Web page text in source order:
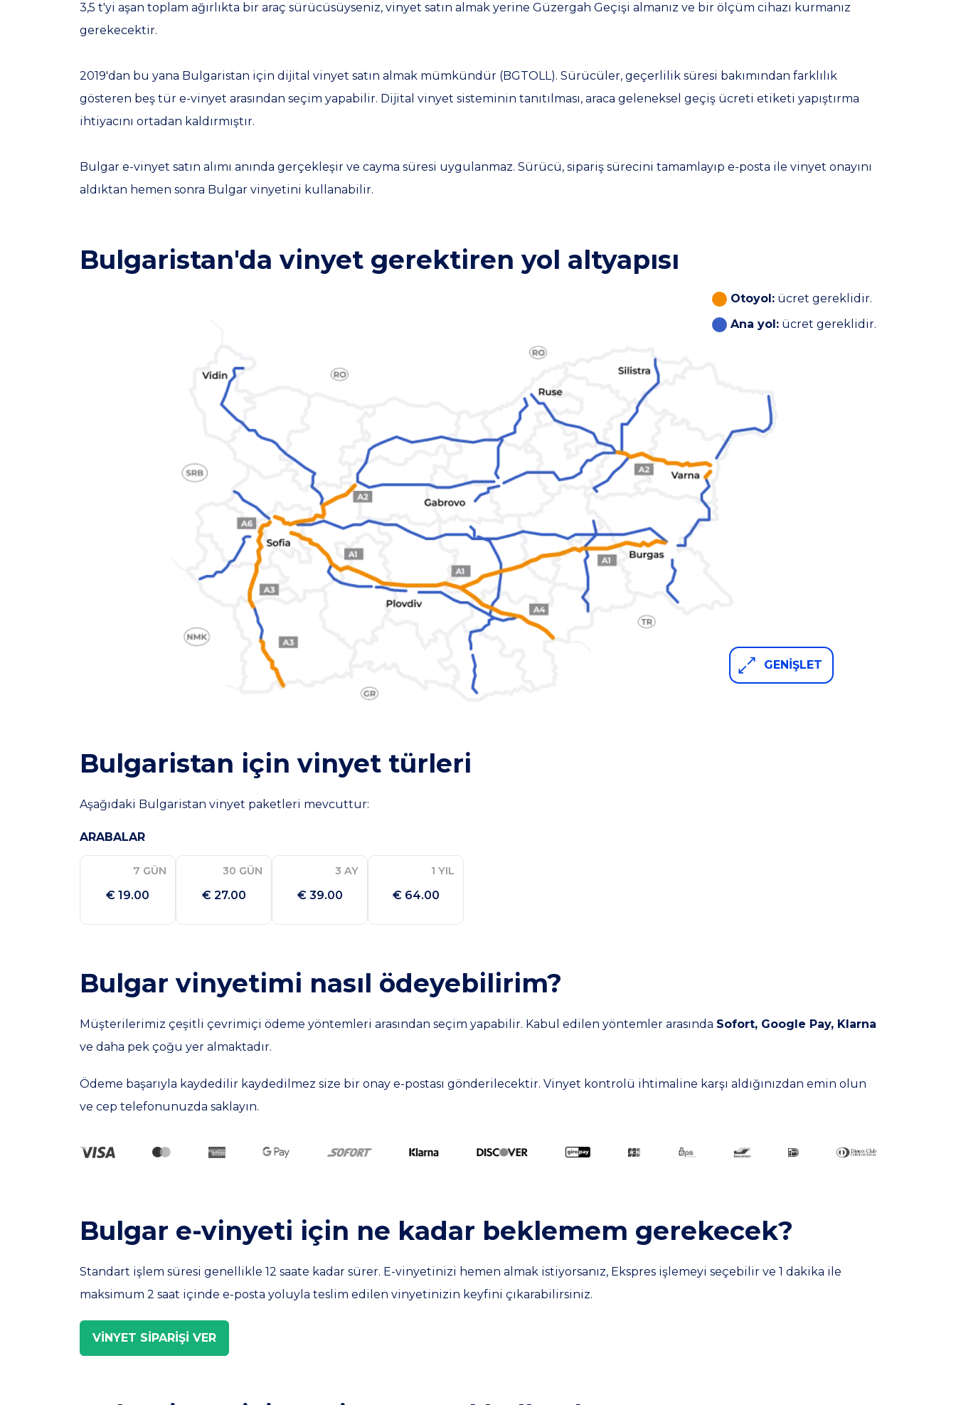
3,5 t'yi aşan toplam ağırlıkta bir araç sürücüsüyseniz, vinyet satın almak yerine Güzergah Geçişi almanız ve bir ölçüm cihazı kurmanız
gerekecektir.
2019'dan bu yana Bulgaristan için dijital vinyet satın almak mümkündür (BGTOLL). Sürücüler, geçerlilik süresi bakımından farklılık
gösteren beş tür e-vinyet arasından seçim yapabilir. Dijital vinyet sisteminin tanıtılması, araca geleneksel geçiş ücreti etiketi yapıştırma
ihtiyacını ortadan kaldırmıştır.
Bulgar e-vinyet satın alımı anında gerçekleşir ve cayma süresi uygulanmaz. Sürücü, sipariş sürecini tamamlayıp e-posta ile vinyet onayını
aldıktan hemen sonra Bulgar vinyetini kullanabilir.
Bulgaristan'da vinyet gerektiren yol altyapısı
Otoyol: ücret gereklidir.
Ana yol: ücret gereklidir.
GENİŞLET
Bulgaristan için vinyet türleri
Aşağıdaki Bulgaristan vinyet paketleri mevcuttur:
ARABALAR
7 GÜN
€ 19.00
30 GÜN
€ 27.00
3 AY
€ 39.00
1 YIL
€ 64.00
Bulgar vinyetimi nasıl ödeyebilirim?
Müşterilerimiz çeşitli çevrimiçi ödeme yöntemleri arasından seçim yapabilir. Kabul edilen yöntemler arasında Sofort, Google Pay, Klarna
ve daha pek çoğu yer almaktadır.
Ödeme başarıyla kaydedilir kaydedilmez size bir onay e-postası gönderilecektir. Vinyet kontrolü ihtimaline karşı aldığınızdan emin olun
ve cep telefonunuzda saklayın.
Bulgar e-vinyeti için ne kadar beklemem gerekecek?
Standart işlem süresi genellikle 12 saate kadar sürer. E-vinyetinizi hemen almak istiyorsanız, Ekspres işlemeyi seçebilir ve 1 dakika ile
maksimum 2 saat içinde e-posta yoluyla teslim edilen vinyetinizin keyfini çıkarabilirsiniz.
VİNYET SİPARİŞİ VER